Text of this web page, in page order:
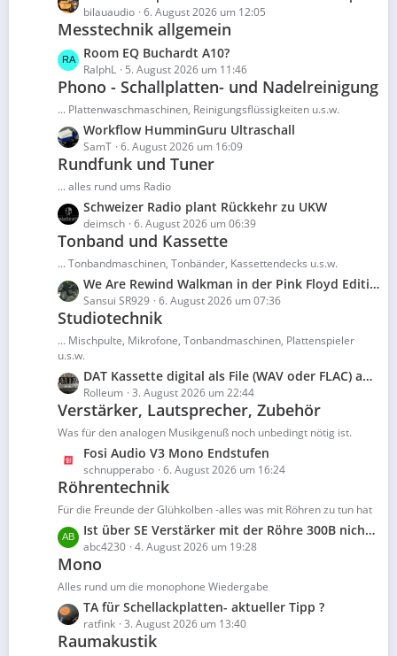
g
e
r
ä
g
e
e
B
i
r
ä
g
e
e
t
z
t
e
e
i
r
ä
g
e
bilauaudio 6. August 2026 um 12:05
Messtechnik allgemein
L
e
t
e
B
i
t
r
ä
g
e
Room EQ Buchardt A10?
RalphL 5. August 2026 um 11:46
Phono - Schallplatten- und Nadelreinigung
... Plattenwaschmaschinen, Reinigungsflüssigkeiten u.s.w.
L
e
t
e
B
i
t
r
ä
g
e
Workflow HumminGuru Ultraschall
SamT 6. August 2026 um 16:09
Rundfunk und Tuner
... alles rund ums Radio
L
e
t
e
B
i
r
ä
g
e
Schweizer Radio plant Rückkehr zu UKW
deimsch 6. August 2026 um 06:39
Tonband und Kassette
... Tonbandmaschinen, Tonbänder, Kassettendecks u.s.w.
L
e
t
t
e
B
e
i
ä
g
e
We Are Rewind Walkman in der Pink Floyd Edition
Sansui SR929 6. August 2026 um 07:36
Studiotechnik
... Mischpulte, Mikrofone, Tonbandmaschinen, Plattenspieler
u.s.w.
L
e
t
z
e
B
i
t
r
ä
g
e
DAT Kassette digital als File (WAV oder FLAC) auf den PC sichern …“
Rolleum 3. August 2026 um 22:44
Verstärker, Lautsprecher, Zubehör
Was für den analogen Musikgenuß noch unbedingt nötig ist.
e
t
z
e
B
i
t
r
ä
Fosi Audio V3 Mono Endstufen
schnupperabo 6. August 2026 um 16:24
Röhrentechnik
Für die Freunde der Glühkolben -alles was mit Röhren zu tun hat
L
e
t
z
e
B
Ist über SE Verstärker mit der Röhre 300B nicht schon alles gesagt? Eigentlich ja, aber...
abc4230 4. August 2026 um 19:28
Mono
Alles rund um die monophone Wiedergabe
L
e
t
TA für Schellackplatten- aktueller Tipp ?
ratfink 3. August 2026 um 13:40
Raumakustik